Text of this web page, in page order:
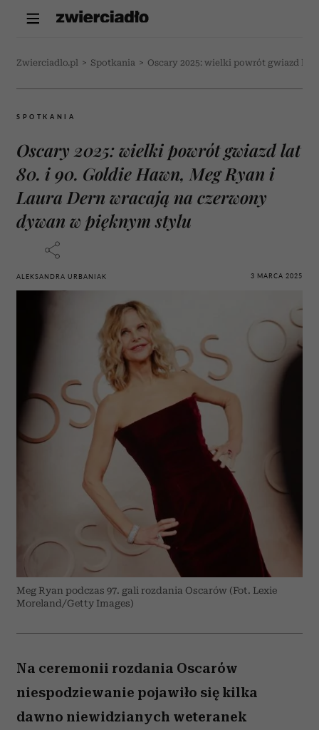
Zwierciadlo.pl > Spotkania > Oscary 2025: wielki powrót gwiazd lat
SPOTKANIA
Oscary 2025: wielki powrót gwiazd lat
80. i 90. Goldie Hawn, Meg Ryan i
Laura Dern wracają na czerwony
dywan w pięknym stylu
ALEKSANDRA URBANIAK 3 MARCA 2025
Meg Ryan podczas 97. gali rozdania Oscarów (Fot. Lexie
Moreland/Getty Images)
Na ceremonii rozdania Oscarów
niespodziewanie pojawiło się kilka
dawno niewidzianych weteranek